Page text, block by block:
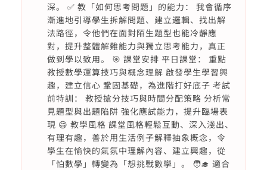
深。 ✅ 教「如何思考問題」的能力： 我會循序
漸進地引導學生拆解問題、建立邏輯、找出解
法路徑，令他們在面對陌生題型也能冷靜應
對，提升整體解難能力與獨立思考能力，真正
做到學以致用。 🎯 課堂安排 平日課堂： 重點
教授數學運算技巧與概念理解 啟發學生學習興
趣，建立信心 鞏固基礎，為進階打好底子 考試
前特訓： 教授搶分技巧與時間分配策略 分析常
見題型與出題陷阱 強化應試能力，提升臨場表
現 😄 教學風格 課堂風格輕鬆互動、深入淺出、
有理有趣，善於用生活例子解釋抽象概念，令
學生在愉快的氣氛中理解內容、建立興趣，從
「怕數學」轉變為「想挑戰數學」。 🧑‍🎓 適合